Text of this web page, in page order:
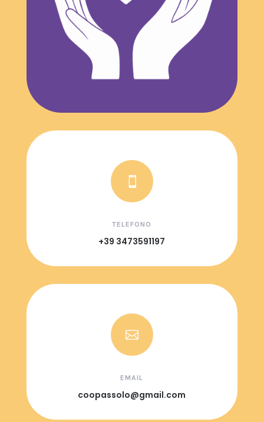

TELEFONO
+39 3473591197

EMAIL
coopassolo@gmail.com